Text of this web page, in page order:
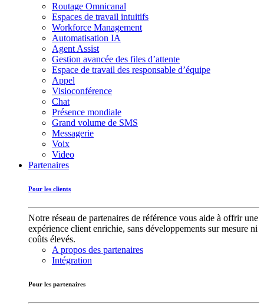
Routage Omnicanal
Espaces de travail intuitifs
Workforce Management
Automatisation IA
Agent Assist
Gestion avancée des files d’attente
Espace de travail des responsable d’équipe
Appel
Visioconférence
Chat
Présence mondiale
Grand volume de SMS
Messagerie
Voix
Video
Partenaires
Pour les clients
Notre réseau de partenaires de référence vous aide à offrir une
expérience client enrichie, sans développements sur mesure ni
coûts élevés.
A propos des partenaires
Intégration
Pour les partenaires